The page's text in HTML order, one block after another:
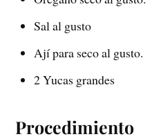
Sal al gusto
Ají para seco al gusto.
2 Yucas grandes
Procedimiento